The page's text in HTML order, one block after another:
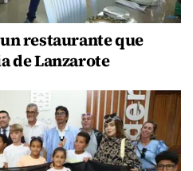
restaurante que
de Lanzarote